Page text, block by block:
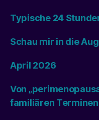
Typische 24
Schau mir in die
April 2026
Von
familiären Terminen